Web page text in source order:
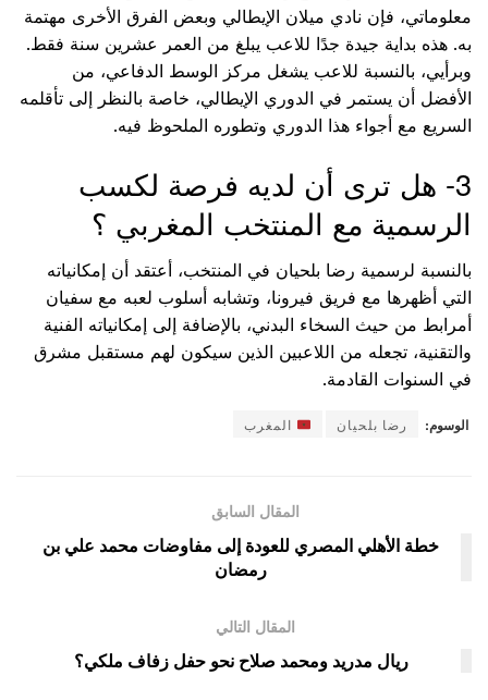
معلوماتي، فإن نادي ميلان الإيطالي وبعض الفرق الأخرى مهتمة
به. هذه بداية جيدة جدًا للاعب يبلغ من العمر عشرين سنة فقط.
وبرأيي، بالنسبة للاعب يشغل مركز الوسط الدفاعي، من
الأفضل أن يستمر في الدوري الإيطالي، خاصة بالنظر إلى تأقلمه
السريع مع أجواء هذا الدوري وتطوره الملحوظ فيه.
3- هل ترى أن لديه فرصة لكسب
الرسمية مع المنتخب المغربي ؟
بالنسبة لرسمية رضا بلحيان في المنتخب، أعتقد أن إمكانياته
التي أظهرها مع فريق فيرونا، وتشابه أسلوب لعبه مع سفيان
أمرابط من حيث السخاء البدني، بالإضافة إلى إمكانياته الفنية
والتقنية، تجعله من اللاعبين الذين سيكون لهم مستقبل مشرق
في السنوات القادمة.
الوسوم: رضا بلحيان المغرب
المقال السابق
خطة الأهلي المصري للعودة إلى مفاوضات محمد علي بن
رمضان
المقال التالي
ريال مدريد ومحمد صلاح نحو حفل زفاف ملكي؟